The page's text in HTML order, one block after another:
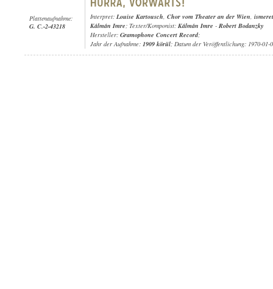
Plattenaufnahme:
G. C.-2-43218
Interpret: Louise Kartousch, Chor vom Theater an der Wien,
Kálmán Imre; Texter/Komponist: Kálmán Imre - Robert Bodanzky
Hersteller: Gramophone Concert Record;
Jahr der Aufnahme: 1909 körül; Datum der Veröffentlichung: 1970-01-